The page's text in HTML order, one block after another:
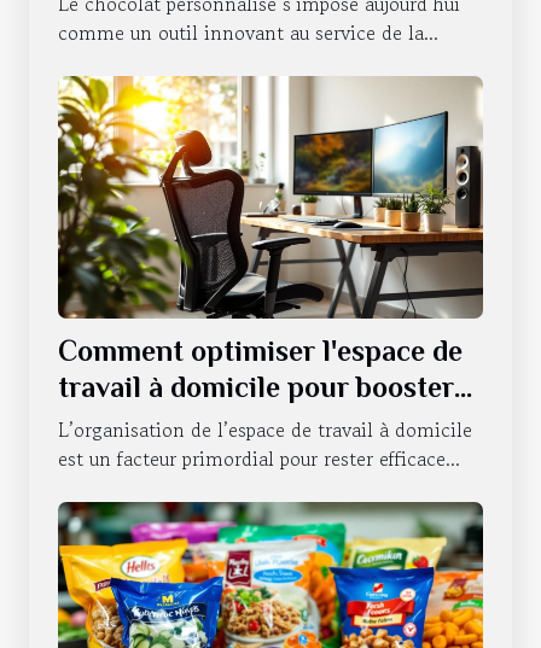
comme un outil innovant au service de la...
Comment optimiser l'espace de
travail à domicile pour booster
la productivité ?
L’organisation de l’espace de travail à domicile
est un facteur primordial pour rester efficace...